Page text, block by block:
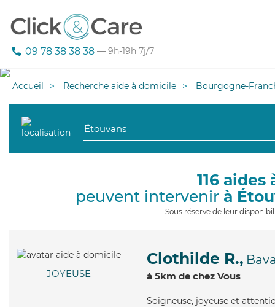
09 78 38 38 38 — 9h-19h 7j/7
Accueil Recherche aide à domicile Bourgogne-
116
peuvent intervenir à
Sous réserve de leur
JOYEUSE
Clothilde R.,
à 5km de chez Vous
Soigneuse, joyeuse et